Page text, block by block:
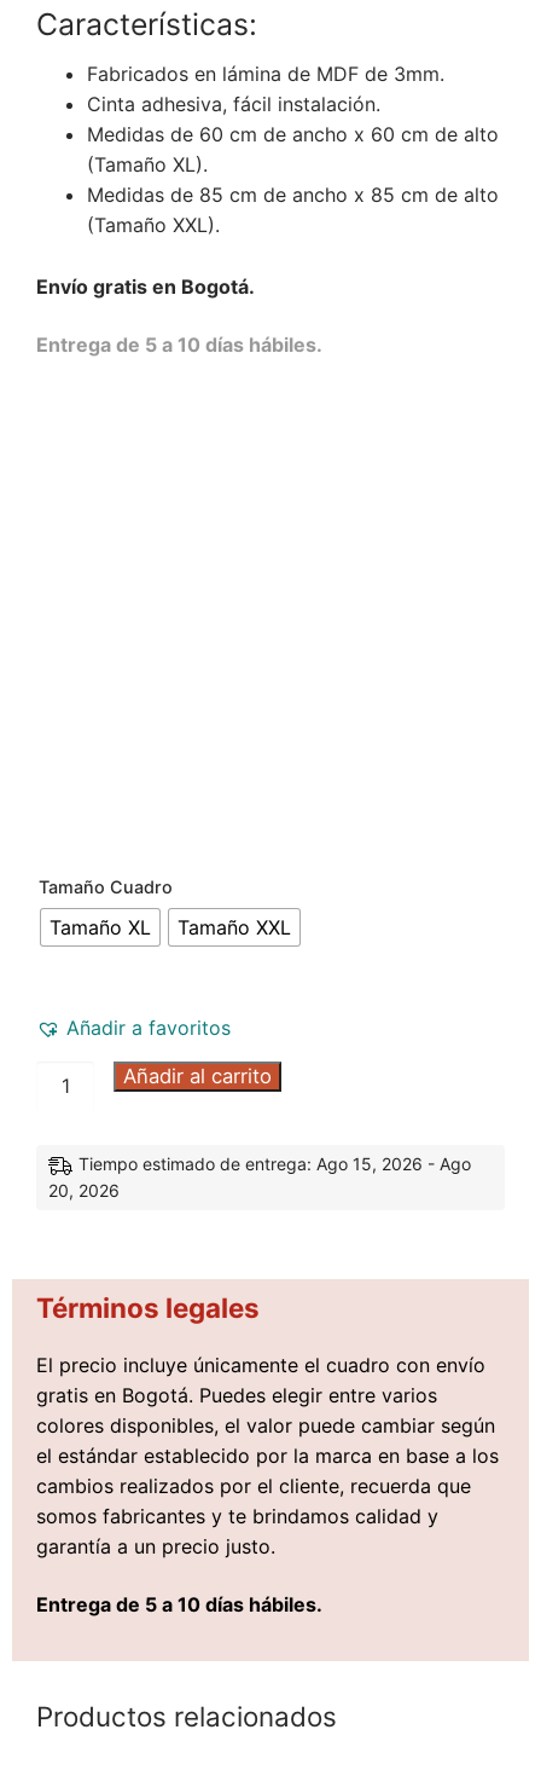
Características:
Fabricados en lámina de MDF de 3mm.
Cinta adhesiva, fácil instalación.
Medidas de 60 cm de ancho x 60 cm de alto
(Tamaño XL).
Medidas de 85 cm de ancho x 85 cm de alto
(Tamaño XXL).
Envío gratis en Bogotá.
Entrega de 5 a 10 días hábiles.
Tamaño Cuadro
Tamaño XL Tamaño XXL
Añadir a favoritos
Añadir al carrito
Tiempo estimado de entrega: Ago 15, 2026 - Ago
20, 2026
Términos legales
El precio incluye únicamente el cuadro con envío
gratis en Bogotá. Puedes elegir entre varios
colores disponibles, el valor puede cambiar según
el estándar establecido por la marca en base a los
cambios realizados por el cliente, recuerda que
somos fabricantes y te brindamos calidad y
garantía a un precio justo.
Entrega de 5 a 10 días hábiles.
Productos relacionados